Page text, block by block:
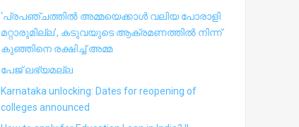
‘പ്രപഞ്ചത്തില്‍ അമ്മയെക്കാള്‍ വലിയ പോരാളി
മറ്റാരുമില്ല’, കടുവയുടെ ആക്രമണത്തില്‍ നിന്ന്
കുഞ്ഞിനെ രക്ഷിച്ച് അമ്മ
പേജ് ലഭ്യമല്ല
Karnataka unlocking: Dates for reopening of
colleges announced